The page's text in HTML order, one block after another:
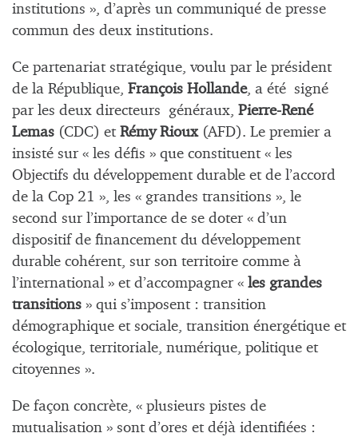
institutions », d’après un communiqué de presse
commun des deux institutions.
Ce partenariat stratégique, voulu par le président
de la République, François Hollande, a été signé
par les deux directeurs généraux, Pierre-René
Lemas (CDC) et Rémy Rioux(AFD). Le premier a
insisté sur « les défis » que constituent « les
Objectifs du développement durable et de l’accord
de la Cop 21 », les « grandes transitions », le
second sur l’importance de se doter « d’un
dispositif de financement du développement
durable cohérent, sur son territoire comme à
l’international » et d’accompagner « les grandes
transitions » qui s’imposent : transition
démographique et sociale, transition énergétique et
écologique, territoriale, numérique, politique et
citoyennes ».
De façon concrète, « plusieurs pistes de
mutualisation » sont d’ores et déjà identifiées :